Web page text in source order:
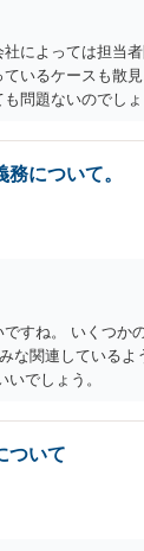
によっては担当
いるケースも散
問題ないのでし
レているのでや
記帳できるのであ
もよりますが、一
良いかもしれませ
について。
すね。 いくつか
な関連しているよ
でしょう。
ついて